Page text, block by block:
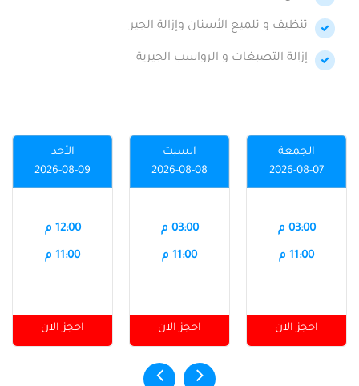
تنظيف و تلميع الأسنان وإزالة الجير
إزالة التصبغات و الرواسب الجيرية
الجمعة
2026-08-07
03:00 م
11:00 م
احجز الان
السبت
2026-08-08
03:00 م
11:00 م
احجز الان
الأحد
2026-08-09
12:00 م
11:00 م
احجز الان